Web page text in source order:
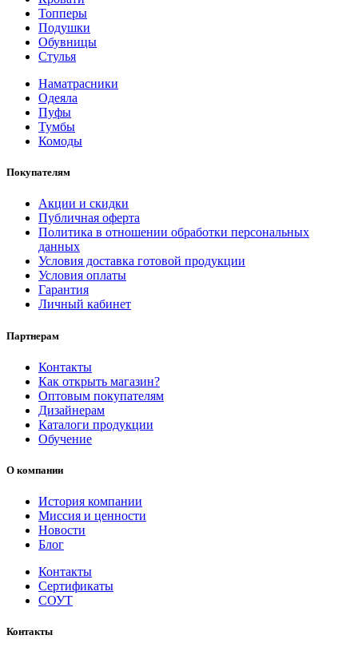
Топперы
Подушки
Обувницы
Стулья
Наматрасники
Одеяла
Пуфы
Тумбы
Комоды
Покупателям
Акции и скидки
Публичная оферта
Политика в отношении обработки персональных
данных
Условия доставка готовой продукции
Условия оплаты
Гарантия
Личный кабинет
Партнерам
Контакты
Как открыть магазин?
Оптовым покупателям
Дизайнерам
Каталоги продукции
Обучение
О компании
История компании
Миссия и ценности
Новости
Блог
Контакты
Сертификаты
СОУТ
Контакты